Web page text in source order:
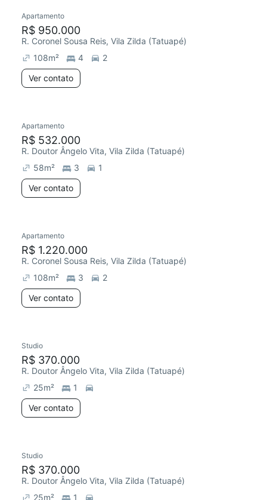
Apartamento
R$ 950.000
R. Coronel Sousa Reis, Vila Zilda (Tatuapé)
108m² 4
2
Ver contato
Apartamento
R$ 532.000
R. Doutor Ângelo Vita, Vila Zilda (Tatuapé)
58m² 3
1
Ver contato
Apartamento
R$ 1.220.000
R. Coronel Sousa Reis, Vila Zilda (Tatuapé)
108m² 3
2
Ver contato
Studio
R$ 370.000
R. Doutor Ângelo Vita, Vila Zilda (Tatuapé)
25m²
1
Ver contato
Studio
R$ 370.000
R. Doutor Ângelo Vita, Vila Zilda (Tatuapé)
25m² 1